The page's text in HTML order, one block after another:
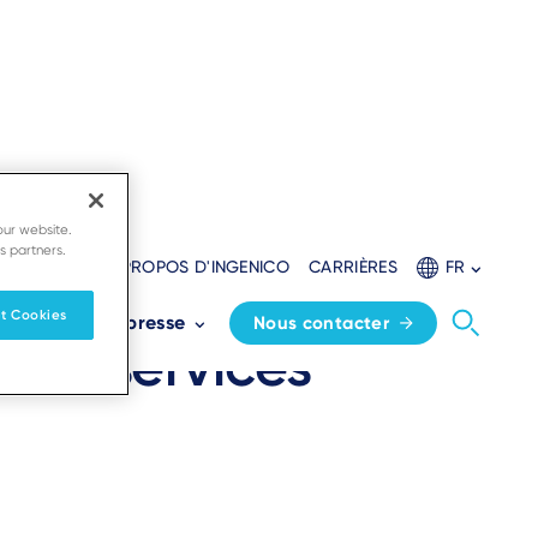
À PROPOS D'INGENICO CARRIÈRES FR
Espace presse Nous contacter
checkout
services
website.
partners.
Cookies